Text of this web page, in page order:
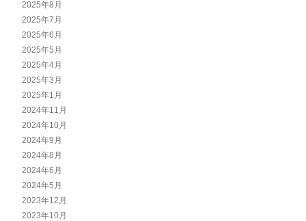
2025年8月
2025年7月
2025年6月
2025年5月
2025年4月
2025年3月
2025年1月
2024年11月
2024年10月
2024年9月
2024年8月
2024年6月
2024年5月
2023年12月
2023年10月